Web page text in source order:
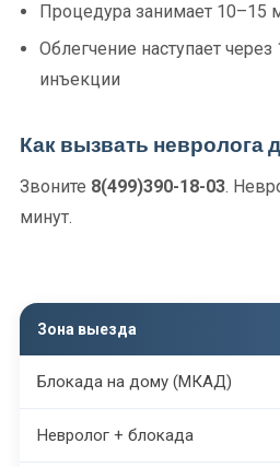
Процедура занимает 10–15
Облегчение наступает
инъекции
Как вызвать невролога
Звоните 8(499)390-18-03.
минут.
Зона выезда
Блокада на дому (МКАД)
Невролог + блокада